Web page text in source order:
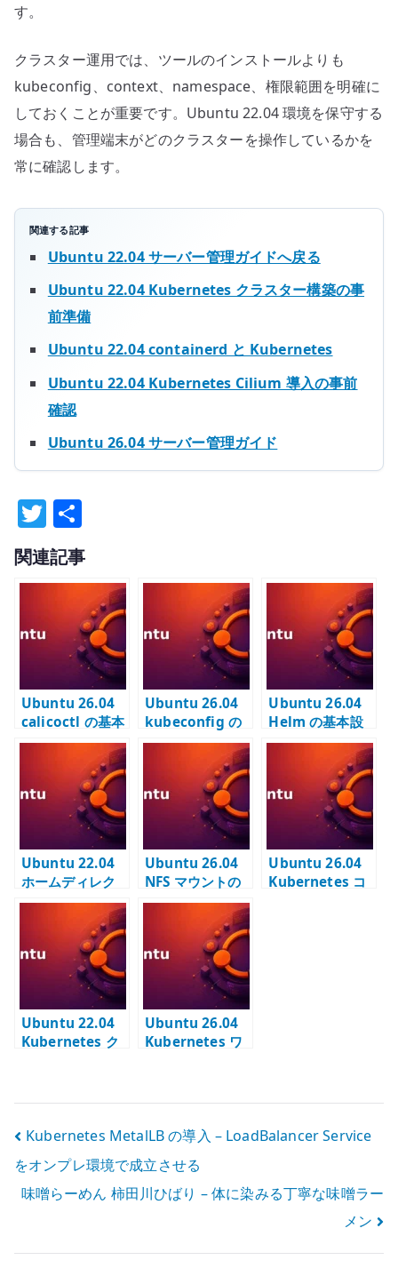
す。
クラスター運用では、ツールのインストールよりも
kubeconfig、context、namespace、権限範囲を明確に
しておくことが重要です。Ubuntu 22.04 環境を保守する
場合も、管理端末がどのクラスターを操作しているかを
常に確認します。
関連する記事
Ubuntu 22.04 サーバー管理ガイドへ戻る
Ubuntu 22.04 Kubernetes クラスター構築の事
前準備
Ubuntu 22.04 containerd と Kubernetes
Ubuntu 22.04 Kubernetes Cilium 導入の事前
確認
Ubuntu 26.04 サーバー管理ガイド
T
w
it
r
有
関連記事
Ubuntu 26.04
calicoctl の基本
設定 – Calico を
確認する管理
CLI を配置する
Ubuntu 26.04
kubeconfig の
基本設定 –
context と複数
クラスタを管理
する
Ubuntu 26.04
Helm の基本設
定 –
Kubernetes ア
プリケーション
配備 CLI を固定
バージョンで管
Ubuntu 22.04
ホームディレク
トリ作成 – 手動
pam_mkhome
dir の使い分け
Ubuntu 26.04
NFS マウントの
基本 – nfs-
common と
fstab / autofs
の使い分け
Ubuntu 26.04
Kubernetes コ
Ubuntu 22.04
Kubernetes ク
する
Ubuntu 26.04
Kubernetes ワ
加する
投
稿
ナ
ビ
Kubernetes MetalLB の導入 – LoadBalancer Service
をオンプレ環境で成立させる
味噌らーめん 柿田川ひばり – 体に染みる丁寧な味噌ラー
メン